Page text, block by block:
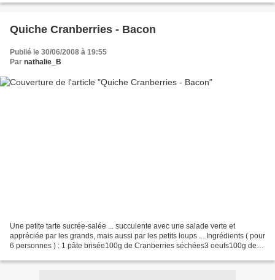
Quiche Cranberries - Bacon
Publié le 30/06/2008 à 19:55
Par nathalie_B
Une petite tarte sucrée-salée ... succulente avec une salade verte et
appréciée par les grands, mais aussi par les petits loups ... Ingrédients ( pour
6 personnes ) : 1 pâte brisée100g de Cranberries séchées3 oeufs100g de